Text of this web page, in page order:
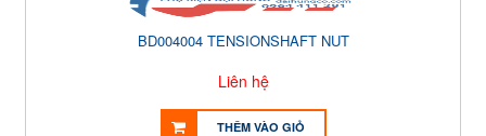
BD004004 TENSIONSHAFT NUT
Liên hệ
THÊM VÀO GIỎ